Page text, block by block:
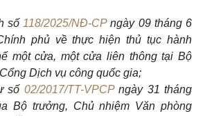
số 118/2025/NĐ-CPngày 09 tháng 6
phủ về thực hiện thủ tục hành
một cửa, một cửa liên thông tại Bộ
Dịch vụ công quốc gia;
số 02/2017/TT-VPCPngày 31 tháng
Bộ trưởng, Chủ nhiệm Văn phòng